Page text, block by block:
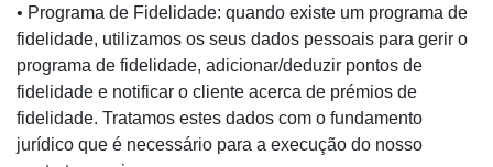
• Programa de Fidelidade: quando existe um programa de
fidelidade, utilizamos os seus dados pessoais para gerir o
programa de fidelidade, adicionar/deduzir pontos de
fidelidade e notificar o cliente acerca de prémios de
fidelidade. Tratamos estes dados com o fundamento
jurídico que é necessário para a execução do nosso